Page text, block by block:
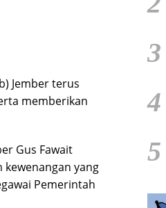
Jember terus
memberikan
Gus Fawait
yang
Pemerintah
3
4
5